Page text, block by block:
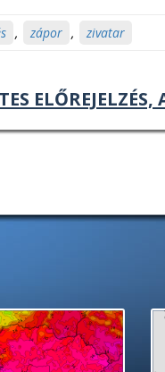
, zápor , zivatar